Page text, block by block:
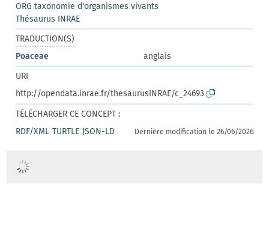
ORG taxonomie d'organismes vivants
Thésaurus INRAE
TRADUCTION(S)
Poaceae
anglais
URI
http://opendata.inrae.fr/thesaurusINRAE/c_24693
TÉLÉCHARGER CE CONCEPT :
RDF/XML TURTLE JSON-LD Dernière modification le 26/06/2026